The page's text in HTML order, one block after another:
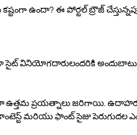
ఉందా? ఈ పోర్టల్ బ్రౌజ్
వినియోగదారులందరికి
ప్రయత్నాలు జరిగాయి.
మరియు ఫాంట్ సైజు పెరుగుదల